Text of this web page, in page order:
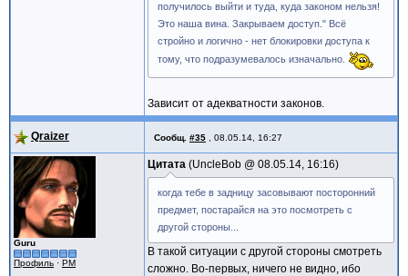
получилось выйти и туда, куда законом нельзя!
Это наша вина. Закрываем доступ." Всё
стройно и логично - нет блокировки доступа к
тому, что подразумевалось изначально.
Зависит от адекватности законов.
Qraizer Сообщ. #35 08.05.14, 16:27
Guru
Профиль · PM
Цитата UncleBob @ 08.05.14, 16:16
когда тебе в задницу засовывают посторонний
предмет, постарайся на это посмотреть с
другой стороны...
В такой ситуации с другой стороны смотреть
сложно. Во-первых, ничего не видно, ибо